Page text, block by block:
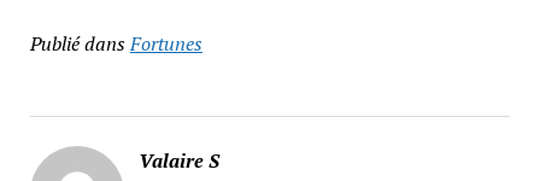
Publié dansFortunes
Valaire S